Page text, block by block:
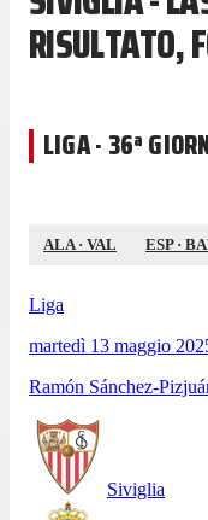
RISULTATO,
LIGA · 36ª
ALA· VAL ESP·
Liga
martedì 13 maggio
Ramón Sánchez-
Siviglia